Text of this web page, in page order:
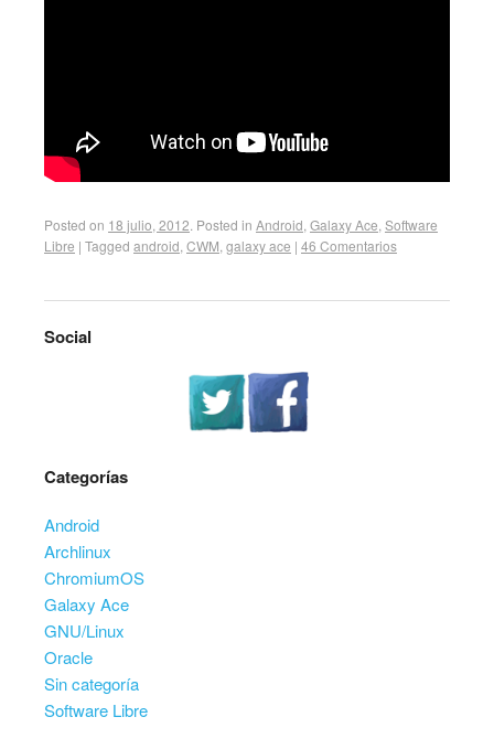
Posted on 18 julio, 2012 Posted in Android Galaxy Ace Software
Libre | Tagged android CWM galaxy ace | 46 Comentarios
Social
Categorías
Android
Archlinux
ChromiumOS
Galaxy Ace
GNU/Linux
Oracle
Sin categoría
Software Libre